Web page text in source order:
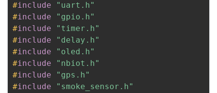
#include
"uart.h"
#include
"gpio.h"
#include
"timer.h"
#include
"delay.h"
#include
"oled.h"
#include
"nbiot.h"
#include
"gps.h"
#include
"smoke_sensor.h"